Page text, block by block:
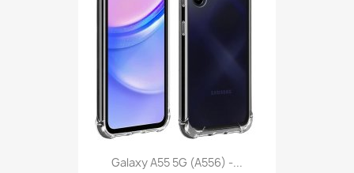
Galaxy A55 5G (A556) -...